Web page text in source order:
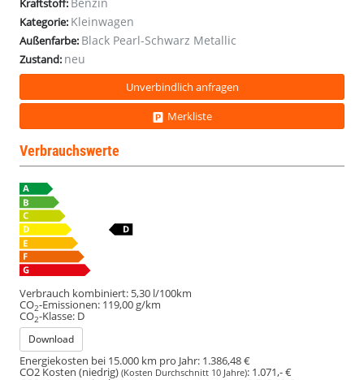
Kraftstoff:
Kategorie: Kleinwagen
Außenfarbe: Black Pearl-Schwarz Metallic
Zustand: neu
Unverbindlich anfragen
Merkliste
Verbrauchswerte
Verbrauch kombiniert: 5,30 l/100km
CO2-Emissionen: 119,00 g/km
CO2-Klasse: D
Download
Energiekosten bei 15.000 km pro Jahr: 1.386,48 €
CO2 Kosten (niedrig) (Kosten Durchschnitt 10 Jahre): 1.071,- €